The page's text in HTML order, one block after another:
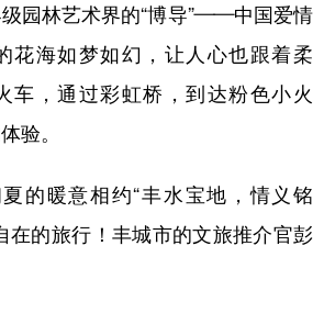
林艺术界的“博导”——中国爱情
花海如梦如幻，让人心也跟着柔
车，通过彩虹桥，到达粉色小火
验。
暖意相约“丰水宝地，情义铭
在的旅行！丰城市的文旅推介官彭